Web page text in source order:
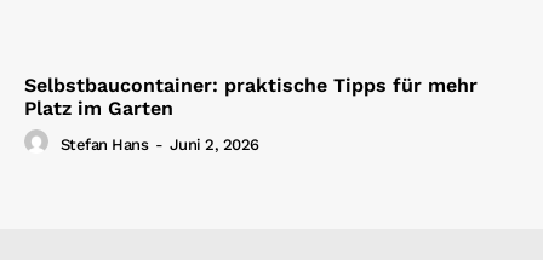
Selbstbaucontainer: praktische Tipps für mehr
Platz im Garten
Stefan Hans - Juni 2, 2026